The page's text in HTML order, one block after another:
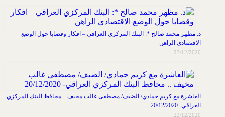
د. مظهر محمد صالح *: البنك المركزي العراقي – افكار وقضايا حول الوضع
الاقتصادي الراهن
23/12/2020
العاشرة مع كريم حمادي/ الضيف/ مصطفى غالب مخيف .. محافظ البنك المركزي
العراقي- 20/12/2020
22/12/2020